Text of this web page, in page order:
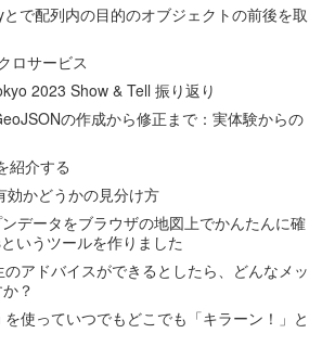
で配列内の目的のオブジェクトの前後を取
ロサービス
2023 Show & Tell 振り返り
の作成から修正まで：実体験からの
紹介する
効かどうかの見分け方
データをブラウザの地図上でかんたんに確
いうツールを作りました
アドバイスができるとしたら、どんなメッ
？
使っていつでもどこでも「キラーン！」と